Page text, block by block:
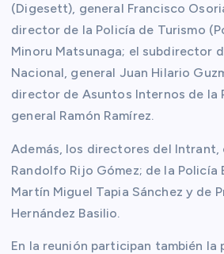
(Digesett), general Francisco
director de la Policía de Turismo
Minoru Matsunaga; el subdirector
Nacional, general Juan Hilario
director de Asuntos Internos de la
general Ramón Ramírez.
Además, los directores del Intrant,
Randolfo Rijo Gómez; de la Policía
Martín Miguel Tapia Sánchez y de
Hernández Basilio.
En la reunión participan también la